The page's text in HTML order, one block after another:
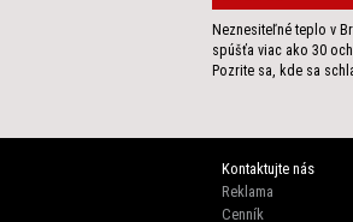
Neznesiteľné teplo v
spúšťa viac ako 30
Pozrite sa, kde sa
Kontaktujte nás
Reklama
Cenník